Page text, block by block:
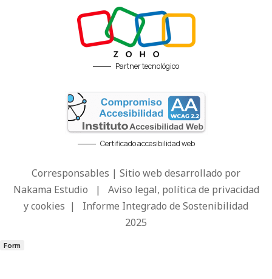
Partner tecnológico
Certificado accesibilidad web
Corresponsables | Sitio web desarrollado por
Nakama Estudio | Aviso legal, política de privacidad
y cookies | Informe Integrado de Sostenibilidad
2025
Form